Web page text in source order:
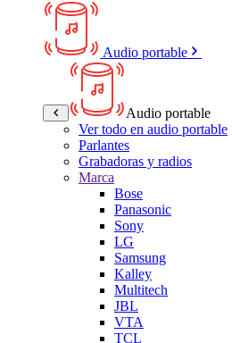
Audio portable
Audio portable
Ver todo en audio portable
Parlantes
Grabadoras y radios
Marca
Bose
Panasonic
Sony
LG
Samsung
Kalley
Multitech
JBL
VTA
TCL